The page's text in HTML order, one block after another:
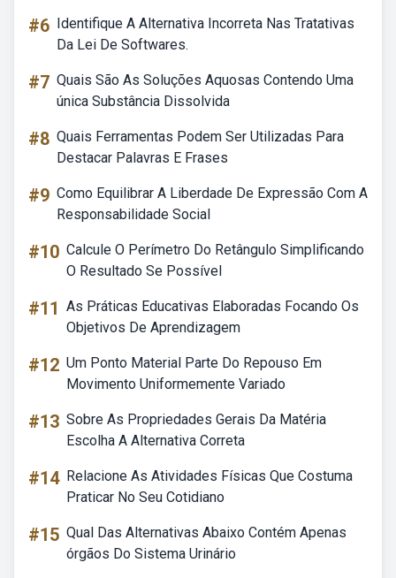
#6 Identifique A Alternativa Incorreta Nas Tratativas
Da Lei De Softwares.
#7 Quais São As Soluções Aquosas Contendo Uma
única Substância Dissolvida
#8 Quais Ferramentas Podem Ser Utilizadas Para
Destacar Palavras E Frases
#9 Como Equilibrar A Liberdade De Expressão Com A
Responsabilidade Social
#10 Calcule O Perímetro Do Retângulo Simplificando
O Resultado Se Possível
#11 As Práticas Educativas Elaboradas Focando Os
Objetivos De Aprendizagem
#12 Um Ponto Material Parte Do Repouso Em
Movimento Uniformemente Variado
#13 Sobre As Propriedades Gerais Da Matéria
Escolha A Alternativa Correta
#14 Relacione As Atividades Físicas Que Costuma
Praticar No Seu Cotidiano
#15 Qual Das Alternativas Abaixo Contém Apenas
órgãos Do Sistema Urinário